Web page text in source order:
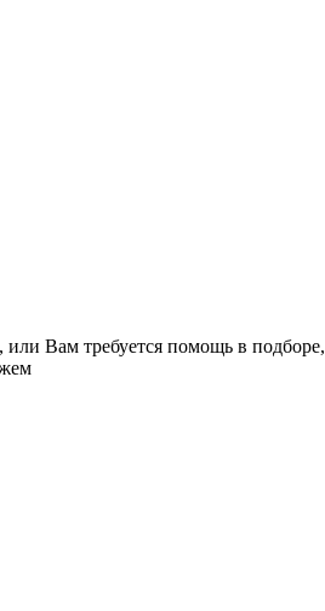
Вам требуется помощь в подборе,